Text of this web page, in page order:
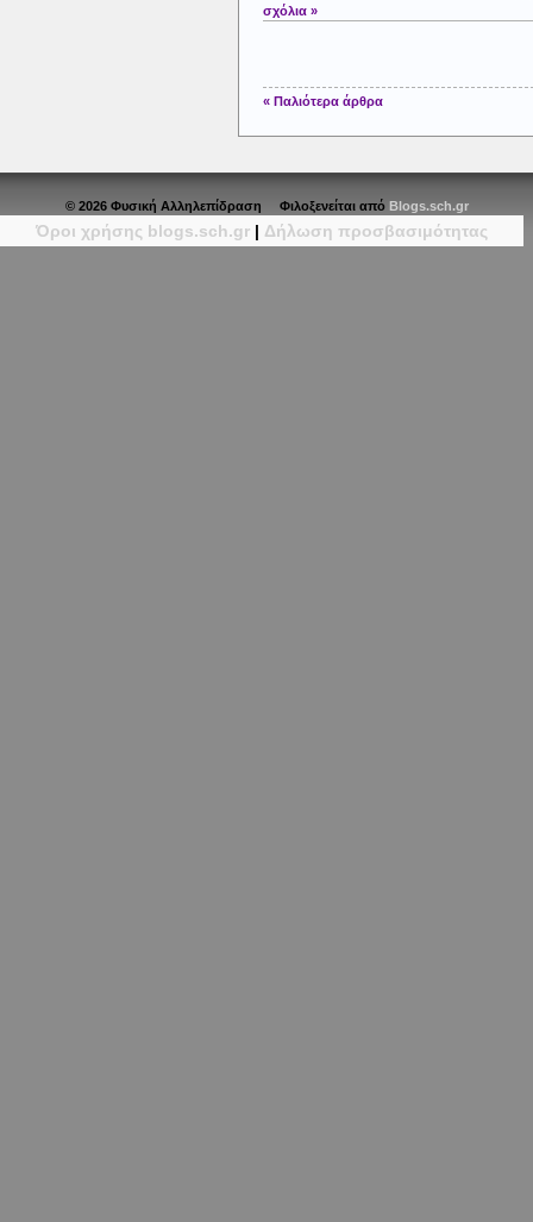
σχόλια »
« Παλιότερα άρθρα
© 2026 Φυσική Αλληλεπίδραση Φιλοξενείται από Blogs.sch.gr
Όροι χρήσης blogs.sch.gr | Δήλωση προσβασιμότητας